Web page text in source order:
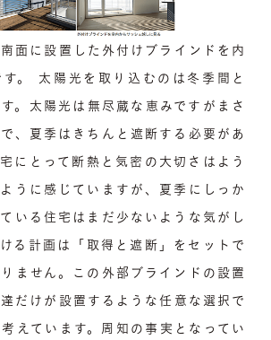
面に設置した外付けブラインドを内
。 太陽光を取り込むのは冬季間と
。太陽光は無尽蔵な恵みですがまさ
、夏季はきちんと遮断する必要があ
にとって断熱と気密の大切さはよう
うに感じていますが、夏季にしっか
いる住宅はまだ少ないような気がし
る計画は「取得と遮断」をセットで
ません。この外部ブラインドの設置
だけが設置するような任意な選択で
えています。周知の事実となってい